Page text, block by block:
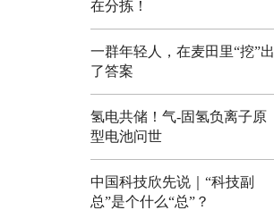
在分拣！
一群年轻人，在麦田里“挖”出
了答案
氢电共储！气-固氢负离子原
型电池问世
中国科技欣先说｜“科技副
总”是个什么“总”？